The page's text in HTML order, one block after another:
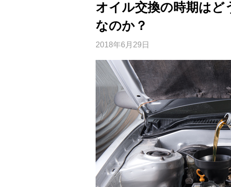
オイル交換の時期は
なのか？
2018年6月29日